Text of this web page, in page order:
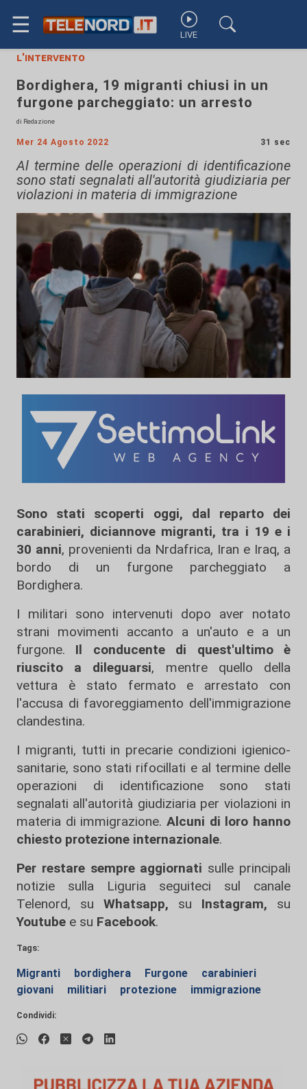
☰ LIVE
l'intervento
Bordighera, 19 migranti chiusi in un
furgone parcheggiato: un arresto
di Redazione
Mer 24 Agosto 2022 31 sec
Al termine delle operazioni di identificazione
sono stati segnalati all'autorità giudiziaria per
violazioni in materia di immigrazione
Sono stati scoperti oggi, dal reparto dei
carabinieri, diciannove migranti, tra i 19 e i
30 anni, provenienti da Nrdafrica, Iran e Iraq, a
bordo di un furgone parcheggiato a
Bordighera.
I militari sono intervenuti dopo aver notato
strani movimenti accanto a un'auto e a un
furgone. Il conducente di quest'ultimo è
riuscito a dileguarsi, mentre quello della
vettura è stato fermato e arrestato con
l'accusa di favoreggiamento dell'immigrazione
clandestina.
I migranti, tutti in precarie condizioni igienico-
sanitarie, sono stati rifocillati e al termine delle
operazioni di identificazione sono stati
segnalati all'autorità giudiziaria per violazioni in
materia di immigrazione. Alcuni di loro hanno
chiesto protezione internazionale.
Per restare sempre aggiornati sulle principali
notizie sulla Liguria seguiteci sul canale
Telenord, su
Whatsapp, su Instagram, su
Youtube e su Facebook.
Tags:
Migranti bordighera Furgone
carabinieri
giovani
militiari protezione immigrazione
Condividi: